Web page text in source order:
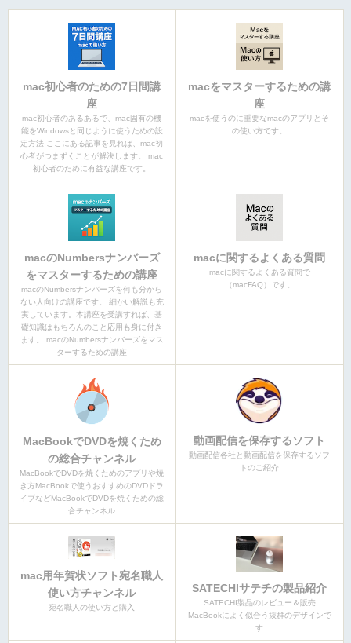
mac初心者のための7日間講
座
mac初心者のあるあるで、mac固有の機
能をWindowsと同じように使うための設
定方法 ここにある記事を見れば、mac初
心者がつまずくことが解決します。 mac
初心者のために有益な講座です。
macをマスターするための講
座
macを使うのに重要なmacのアプリとそ
の使い方です。
macのNumbersナンバーズ
をマスターするための講座
macのNumbersナンバーズを何も分から
ない人向けの講座です。 細かい解説も充
実しています。本講座を受講すれば、基
礎知識はもちろんのこと応用も身に付き
ます。 macのNumbersナンバーズをマス
ターするための講座
macに関するよくある質問
macに関するよくある質問で
（macFAQ）です。
MacBookでDVDを焼くため
の総合チャンネル
MacBookでDVDを焼くためのアプリや焼
き方MacBookで使うおすすめのDVDドラ
イブなどMacBookでDVDを焼くための総
合チャンネル
動画配信を保存するソフト
動画配信各社と動画配信を保存するソフ
トのご紹介
mac用年賀状ソフト宛名職人
使い方チャンネル
宛名職人の使い方と購入
SATECHIサテチの製品紹介
SATECHI製品のレビュー＆販売
MacBookによく似合う抜群のデザインで
す